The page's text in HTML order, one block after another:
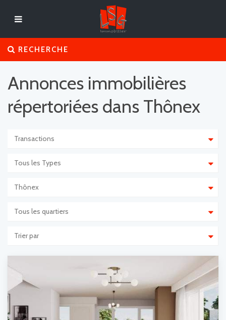
RECHERCHE
Annonces immobilières
répertoriées dans Thônex
Transactions
Tous les Types
Thônex
Tous les quartiers
Trier par